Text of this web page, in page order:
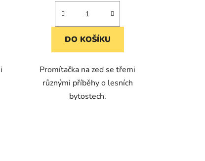
DO KOŠÍKU
Promítačka na zeď se třemi
různými příběhy o lesních
bytostech.